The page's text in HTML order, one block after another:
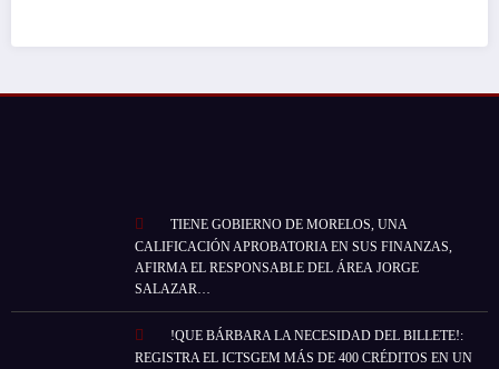
TIENE GOBIERNO DE MORELOS, UNA
CALIFICACIÓN APROBATORIA EN SUS FINANZAS,
AFIRMA EL RESPONSABLE DEL ÁREA JORGE
SALAZAR…
!QUE BÁRBARA LA NECESIDAD DEL BILLETE!:
REGISTRA EL ICTSGEM MÁS DE 400 CRÉDITOS EN UN